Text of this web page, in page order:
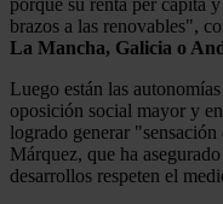
brazos a las renovables",
La Mancha, Galicia o
Luego están las
oposición social mayor y
logrado generar
Márquez, que ha
desarrollos respeten el